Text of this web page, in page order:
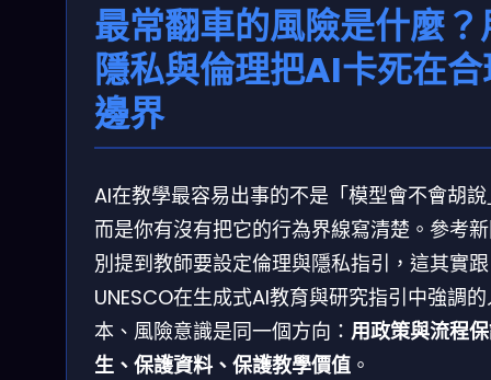
最常翻車的風險是什麼？
隱私與倫理把AI卡死在
邊界
AI在教學最容易出事的不是「模型會不會胡
而是你有沒有把它的行為界線寫清楚。參考
別提到教師要設定倫理與隱私指引，這其實跟
UNESCO在生成式AI教育與研究指引中強調
本、風險意識是同一個方向： 用政策與流程
生、保護資料、保護教學價值 。